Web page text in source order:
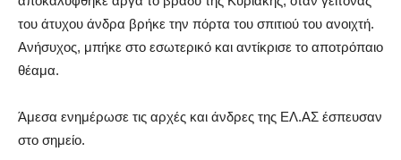
του άτυχου άνδρα βρήκε την πόρτα του σπιτιού του ανοιχτή.
Ανήσυχος, μπήκε στο εσωτερικό και αντίκρισε το αποτρόπαιο
θέαμα.
Άμεσα ενημέρωσε τις αρχές και άνδρες της ΕΛ.ΑΣ έσπευσαν
στο σημείο.